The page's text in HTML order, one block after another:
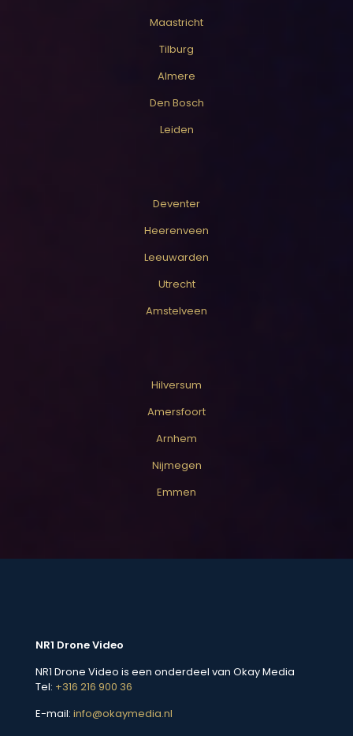
Maastricht
Tilburg
Almere
Den Bosch
Leiden
Deventer
Heerenveen
Leeuwarden
Utrecht
Amstelveen
Hilversum
Amersfoort
Arnhem
Nijmegen
Emmen
NR1 Drone Video
NR1 Drone Video is een onderdeel van Okay Media
Tel: +316 216 900 36
E-mail: info@okaymedia.nl